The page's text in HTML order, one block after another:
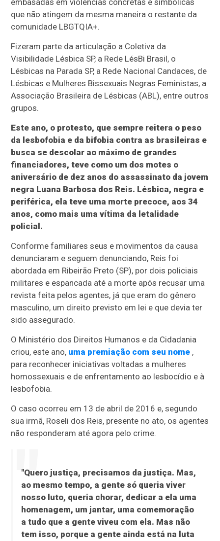
embasadas em violências concretas e simbólicas
que não atingem da mesma maneira o restante da
comunidade LBGTQIA+.
Fizeram parte da articulação a Coletiva da
Visibilidade Lésbica SP, a Rede LésBi Brasil, o
Lésbicas na Parada SP, a Rede Nacional Candaces, de
Lésbicas e Mulheres Bissexuais Negras Feministas, a
Associação Brasileira de Lésbicas (ABL), entre outros
grupos.
Este ano, o protesto, que sempre reitera o peso
da lesbofobia e da bifobia contra as brasileiras e
busca se descolar ao máximo de grandes
financiadores, teve como um dos motes o
aniversário de dez anos do assassinato da jovem
negra Luana Barbosa dos Reis. Lésbica, negra e
periférica, ela teve uma morte precoce, aos 34
anos, como mais uma vítima da letalidade
policial.
Conforme familiares seus e movimentos da causa
denunciaram e seguem denunciando, Reis foi
abordada em Ribeirão Preto (SP), por dois policiais
militares e espancada até a morte após recusar uma
revista feita pelos agentes, já que eram do gênero
masculino, um direito previsto em lei e que devia ter
sido assegurado.
O Ministério dos Direitos Humanos e da Cidadania
criou, este ano, uma premiação com seu nome ,
para reconhecer iniciativas voltadas a mulheres
homossexuais e de enfrentamento ao lesbocídio e à
lesbofobia.
O caso ocorreu em 13 de abril de 2016 e, segundo
sua irmã, Roseli dos Reis, presente no ato, os agentes
não responderam até agora pelo crime.
"Quero justiça, precisamos da justiça. Mas,
ao mesmo tempo, a gente só queria viver
nosso luto, queria chorar, dedicar a ela uma
homenagem, um jantar, uma comemoração
a tudo que a gente viveu com ela. Mas não
tem isso, porque a gente ainda está na luta